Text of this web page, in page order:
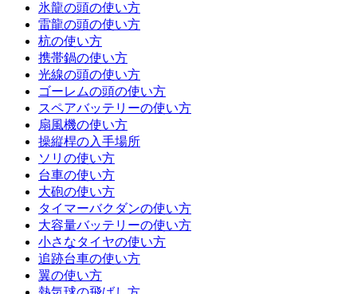
氷龍の頭の使い方
雷龍の頭の使い方
杭の使い方
携帯鍋の使い方
光線の頭の使い方
ゴーレムの頭の使い方
スペアバッテリーの使い方
扇風機の使い方
操縦桿の入手場所
ソリの使い方
台車の使い方
大砲の使い方
タイマーバクダンの使い方
大容量バッテリーの使い方
小さなタイヤの使い方
追跡台車の使い方
翼の使い方